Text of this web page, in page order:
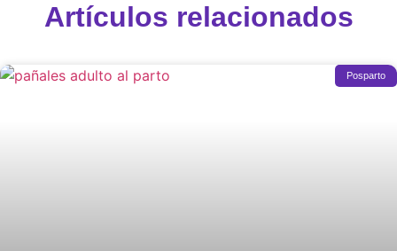
Artículos relacionados
Posparto